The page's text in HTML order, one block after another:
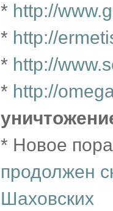
* http://
* http://
* http://
* http://
* Новое
продолжен
Шаховских